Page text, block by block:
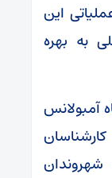
این
به بهره
آمبولانس
کارشناسان